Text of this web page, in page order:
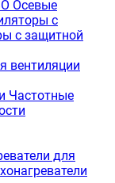
Осевые
с
с защитной
вентиляции
Частотные
для